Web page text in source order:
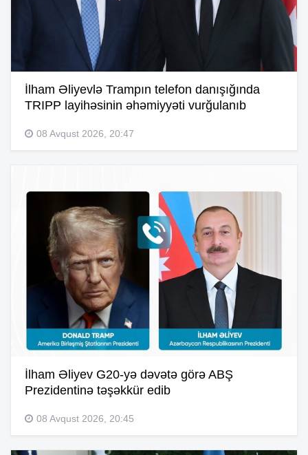
İlham Əliyevlə Trampın telefon danışığında
TRIPP layihəsinin əhəmiyyəti vurğulanıb
08 Avqust 2026, 20:47
İlham Əliyev G20-yə dəvətə görə ABŞ
Prezidentinə təşəkkür edib
08 Avqust 2026, 20:45